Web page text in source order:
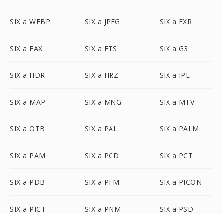
SIX a WEBP SIX a JPEG SIX a EXR
SIX a FAX SIX a FTS SIX a G3
SIX a HDR SIX a HRZ SIX a IPL
SIX a MAP SIX a MNG SIX a MTV
SIX a OTB SIX a PAL SIX a PALM
SIX a PAM SIX a PCD SIX a PCT
SIX a PDB SIX a PFM SIX a PICON
SIX a PICT SIX a PNM SIX a PSD